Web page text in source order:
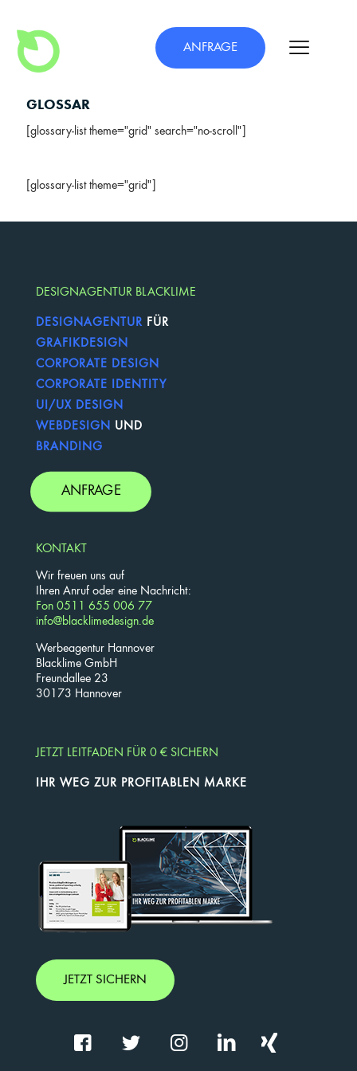
ANFRAGE
GLOSSAR
[glossary-list theme="grid" search="no-scroll"]
[glossary-list theme="grid"]
DESIGNAGENTUR BLACKLIME
DESIGNAGENTUR FÜR
GRAFIKDESIGN
CORPORATE DESIGN
CORPORATE IDENTITY
UI/UX DESIGN
WEBDESIGN UND
BRANDING
ANFRAGE
KONTAKT
Wir freuen uns auf
Ihren Anruf oder eine Nachricht:
Fon 0511 655 006 77
info@blacklimedesign.de
Werbeagentur Hannover
Blacklime GmbH
Freundallee 23
30173 Hannover
JETZT LEITFADEN FÜR 0 € SICHERN
IHR WEG ZUR PROFITABLEN MARKE
JETZT SICHERN